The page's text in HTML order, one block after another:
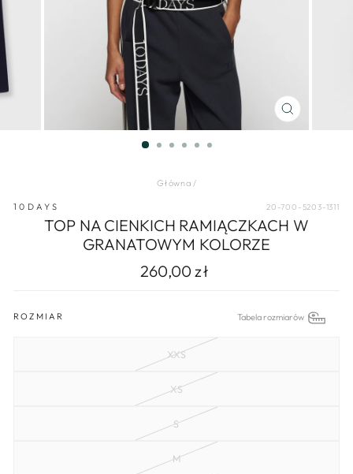
ZAMKNIJ
(ESC)
Główna /
10DAYS 20-700-5203-1311
TOP NA CIENKICH RAMIĄCZKACH W
GRANATOWYM KOLORZE
Regularna
Cena
260,00 zł
ROZMIAR Tabela rozmiarów
XXS
XS
S
M